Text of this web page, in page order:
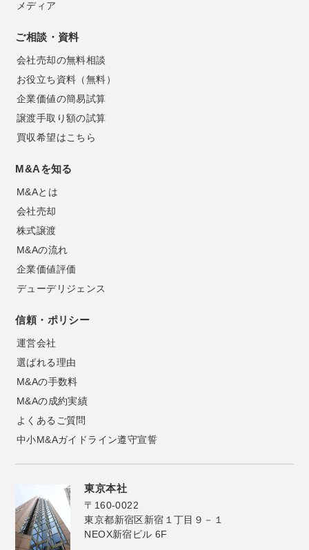
メディア
ご相談・資料
会社売却の無料相談
お役立ち資料（無料）
企業価値の簡易試算
譲渡手取り額の試算
買収希望はこちら
M&Aを知る
M&Aとは
会社売却
株式譲渡
M&Aの流れ
企業価値評価
デューデリジェンス
信頼・ポリシー
運営会社
選ばれる理由
M&Aの手数料
M&Aの成約実績
よくあるご質問
中小M&Aガイドライン遵守宣誓
東京本社
〒160-0022
東京都新宿区新宿１丁目９－１
NEOX新宿ビル 6F